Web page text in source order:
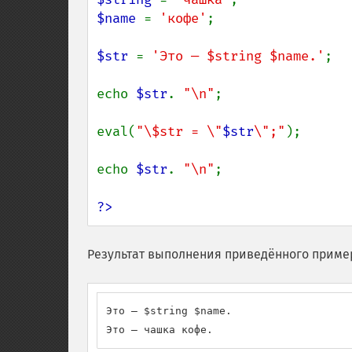
$name = 'кофе' ;
$str = 'Это — $string $name.' ;
echo $str. "\n" ;
eval( "\$str = \"$str\";" );
echo $str. "\n" ;
?>
Результат выполнения приведённого
Это — $string $name.
Это — чашка кофе.